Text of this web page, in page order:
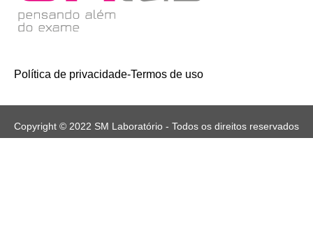
Política de privacidade-Termos de uso
Copyright © 2022 SM Laboratório - Todos os direitos reservados